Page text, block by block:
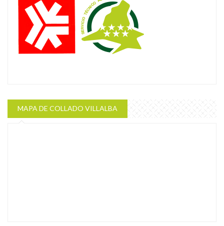
MAPA DE COLLADO VILLALBA